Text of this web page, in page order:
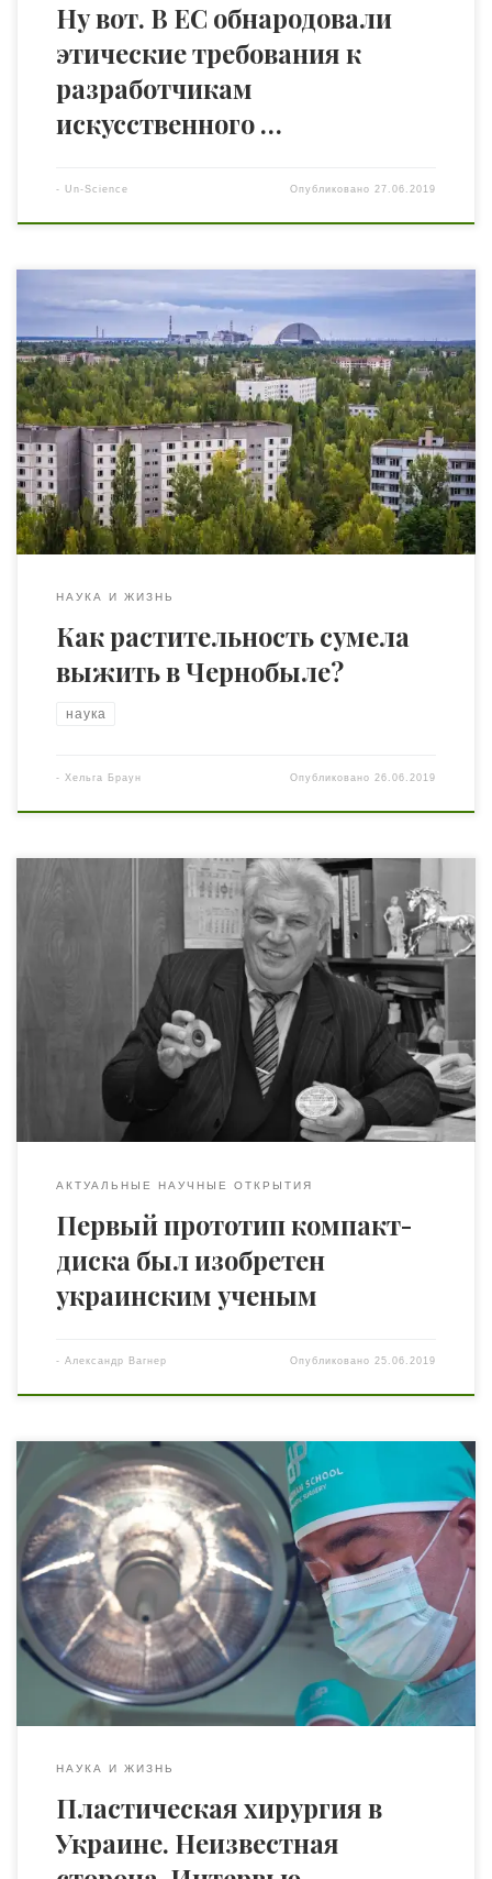
Ну вот. В ЕС обнародовали
этические требования к
разработчикам
искусственного …
- Un-Science Опубликовано 27.06.2019
Чернобыль стал иллюстрацией слова “катастрофа”.
Авария на Чернобыльской АЭС превратила обитаемую
область в город-призрак. Благодаря вышедшему
драматическому сериалу “Чернобыль”, в последний
месяц о событиях 1986 года говорят особенно активно. В
этом есть немало плюсов. “Зона отчуждения”
площадью 2600 кв. км. не настолько необитаема,
насколько может показаться из названия. В леса, […]
НАУКА И ЖИЗНЬ
Как растительность сумела
выжить в Чернобыле?
наука
- Хельга Браун Опубликовано 26.06.2019
На сегодняшний день уже никого не удивишь такой
штукой, как компакт-диск. Но еще лет 40 назад о нем
никто не знал. Согласно общепринятой информации,
первый лазерный компакт-диск был представлен в 1980
году компаниями Philips и Sony. Так, к концу 1970-х
годов две компании, Philips и Sony, серьёзно занялись
вопросом цифрового звуковоспроизведения, а в […]
АКТУАЛЬНЫЕ НАУЧНЫЕ ОТКРЫТИЯ
Первый прототип компакт-
диска был изобретен
украинским ученым
- Александр Вагнер Опубликовано 25.06.2019
Общество всегда требует определённых канонов
красоты. И в каждую эпоху эти каноны были разными.
Что отличает современное общество от других – это
возможность в короткий срок изменить то, что вам не
нравится в своей внешности, прибегнув к пластической
хирургии. Что касается Украины, то в этом контексте
важно отметить новую тенденцию: […]
НАУКА И ЖИЗНЬ
Пластическая хирургия в
Украине. Неизвестная